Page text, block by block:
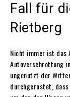
Fall für
Rietberg
Nicht immer ist das
Autoverschrottung
ungenutzt der
durchgerostet,